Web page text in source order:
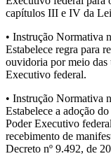
capítulos III e IV da
• Instrução Normativa
Estabelece regra para
ouvidoria por meio das
Executivo federal.
• Instrução Normativa
Estabelece a adoção
Poder Executivo
recebimento de
Decreto nº 9.492, de